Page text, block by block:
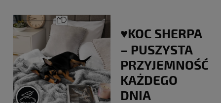
♥️KOC SHERPA
– PUSZYSTA
PRZYJEMNOŚĆ
KAŻDEGO
DNIA